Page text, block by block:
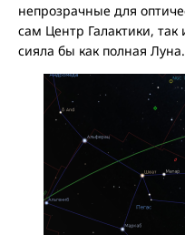
непрозрачные для
сам Центр Галактики,
сияла бы как полная Луна.